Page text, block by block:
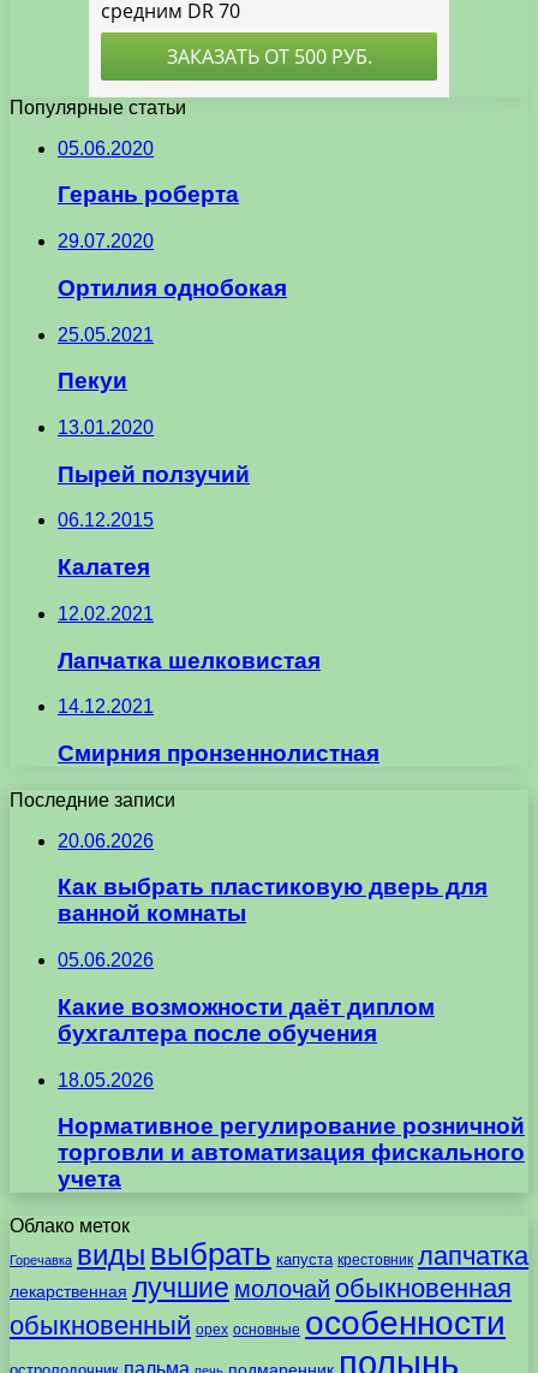
Популярные статьи
05.06.2020
Герань роберта
29.07.2020
Ортилия однобокая
25.05.2021
Пекуи
13.01.2020
Пырей ползучий
06.12.2015
Калатея
12.02.2021
Лапчатка шелковистая
14.12.2021
Смирния пронзеннолистная
Последние записи
20.06.2026
Как выбрать пластиковую дверь для
ванной комнаты
05.06.2026
Какие возможности даёт диплом
бухгалтера после обучения
18.05.2026
Нормативное регулирование розничной
торговли и автоматизация фискального
учета
Облако меток
Горечавка виды выбрать капуста крестовник лапчатка
лекарственная лучшие молочай обыкновенная
обыкновенный орех основные особенности
пальма полынь